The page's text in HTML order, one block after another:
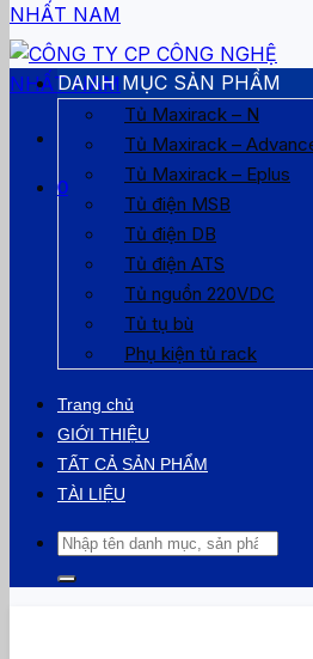
0
DANH MỤC SẢN PHẨM
Tủ Maxirack – N
Tủ Maxirack –
Tủ Maxirack – Eplus
Tủ điện MSB
Tủ điện DB
Tủ điện ATS
Tủ nguồn 220VDC
Tủ tụ bù
Phụ kiện tủ rack
Trang chủ
GIỚI THIỆU
TẤT CẢ SẢN PHẨM
TÀI LIỆU
Tìm
kiếm: